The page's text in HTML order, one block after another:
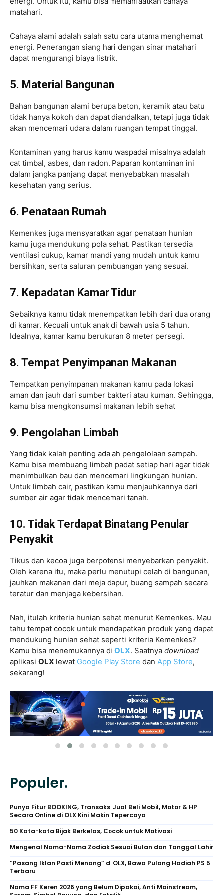
matahari.
Cahaya alami adalah salah satu cara utama menghemat
energi. Penerangan siang hari dengan sinar matahari
dapat mengurangi biaya listrik.
5. Material Bangunan
Bahan bangunan alami berupa beton, keramik atau batu
tidak hanya kokoh dan dapat diandalkan, tetapi juga tidak
akan mencemari udara dalam ruangan tempat tinggal.
Kontaminan yang harus kamu waspadai misalnya adalah
cat timbal, asbes, dan radon. Paparan kontaminan ini
dalam jangka panjang dapat menyebabkan masalah
kesehatan yang serius.
6. Penataan Rumah
Kemenkes juga mensyaratkan agar penataan hunian
kamu juga mendukung pola sehat. Pastikan tersedia
ventilasi cukup, kamar mandi yang mudah untuk kamu
bersihkan, serta saluran pembuangan yang sesuai.
7. Kepadatan Kamar Tidur
Sebaiknya kamu tidak menempatkan lebih dari dua orang
di kamar. Kecuali untuk anak di bawah usia 5 tahun.
Idealnya, kamar kamu berukuran 8 meter persegi.
8. Tempat Penyimpanan Makanan
Tempatkan penyimpanan makanan kamu pada lokasi
aman dan jauh dari sumber bakteri atau kuman. Sehingga,
kamu bisa mengkonsumsi makanan lebih sehat
9. Pengolahan Limbah
Yang tidak kalah penting adalah pengelolaan sampah.
Kamu bisa membuang limbah padat setiap hari agar tidak
menimbulkan bau dan mencemari lingkungan hunian.
Untuk limbah cair, pastikan kamu menjauhkannya dari
sumber air agar tidak mencemari tanah.
10. Tidak Terdapat Binatang Penular
Penyakit
Tikus dan kecoa juga berpotensi menyebarkan penyakit.
Oleh karena itu, maka perlu menutupi celah di bangunan,
jauhkan makanan dari meja dapur, buang sampah secara
teratur dan menjaga kebersihan.
Nah, itulah kriteria hunian sehat menurut Kemenkes. Mau
tahu tempat cocok untuk mendapatkan produk yang dapat
mendukung hunian sehat seperti kriteria Kemenkes?
Kamu bisa menemukannya di OLX. Saatnya download
aplikasi OLX lewat Google Play Store dan App Store,
sekarang!
Populer.
Punya Fitur BOOKING, Transaksi Jual Beli Mobil, Motor & HP
Secara Online di OLX Kini Makin Tepercaya
50 Kata-kata Bijak Berkelas, Cocok untuk Motivasi
Mengenal Nama-Nama Zodiak Sesuai Bulan dan Tanggal Lahir
“Pasang Iklan Pasti Menang” di OLX, Bawa Pulang Hadiah PS 5
Terbaru
Nama FF Keren 2026 yang Belum Dipakai, Anti Mainstream,